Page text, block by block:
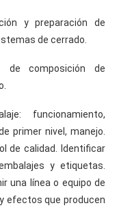
y preparación de
de cerrado.
de composición de
funcionamiento,
primer nivel, manejo.
de calidad. Identificar
y etiquetas.
una línea o equipo de
efectos que producen